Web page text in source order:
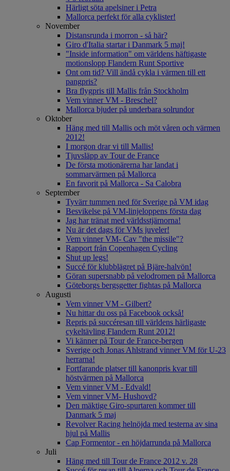
Härligt söta apelsiner i Petra
Mallorca perfekt för alla cyklister!
November
Distansrunda i morron - så här?
Giro d'Italia startar i Danmark 5 maj!
"Inside information" om världens häftigaste
motionslopp Flandern Runt Sportive
Ont om tid? Vill ändå cykla i värmen till ett
pangpris?
Bra flygpris till Mallis från Stockholm
Vem vinner VM - Breschel?
Mallorca bjuder på underbara solrundor
Oktober
Häng med till Mallis och möt våren och värmen
2012!
I morgon drar vi till Mallis!
Tjuvsläpp av Tour de France
De första motionärerna har landat i
sommarvärmen på Mallorca
En favorit på Mallorca - Sa Calobra
September
Tyvärr tummen ned för Sverige på VM idag
Besvikelse på VM-linjeloppens första dag
Jag har tränat med världsstjärnorna!
Nu är det dags för VMs juveler!
Vem vinner VM- Cav "the missile"?
Rapport från Copenhagen Cycling
Shut up legs!
Succé för klubblägret på Bjäre-halvön!
Göran supersnabb på velodromen på Mallorca
Göteborgs bergsgetter fightas på Mallorca
Augusti
Vem vinner VM - Gilbert?
Nu hittar du oss på Facebook också!
Repris på succéresan till världens härligaste
cykeltävling Flandern Runt 2012!
Vi känner på Tour de France-bergen
Sverige och Jonas Ahlstrand vinner VM för U-23
herrarna!
Fortfarande platser till kanonpris kvar till
höstvärmen på Mallorca
Vem vinner VM - Edvald!
Vem vinner VM- Hushovd?
Den mäktige Giro-spurtaren kommer till
Danmark 5 maj
Revolver Racing helnöjda med testerna av sina
hjul på Mallis
Cap Formentor - en höjdarrunda på Mallorca
Juli
Häng med till Tour de France 2012 v. 28